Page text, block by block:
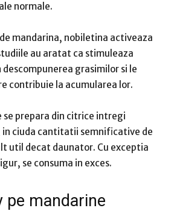
normale.
mandarina, nobiletina activeaza
au aratat ca stimuleaza
grasimilor si le
contribuie la acumularea lor.
prepara din citrice intregi
in ciuda cantitatii semnificative de
util decat daunator. Cu exceptia
se consuma in exces.
pe mandarine